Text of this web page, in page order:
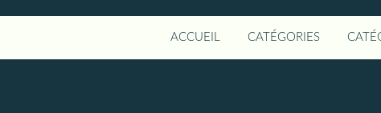
ACCUEIL CATÉGORIES